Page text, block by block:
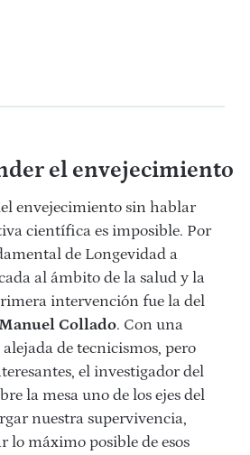
el envejecimiento
envejecimiento sin hablar
científica es imposible. Por
de Longevidad a
al ámbito de la salud y la
intervención fue la del
Collado. Con una
de tecnicismos, pero
el investigador del
la mesa uno de los ejes del
nuestra supervivencia,
lo máximo posible de esos